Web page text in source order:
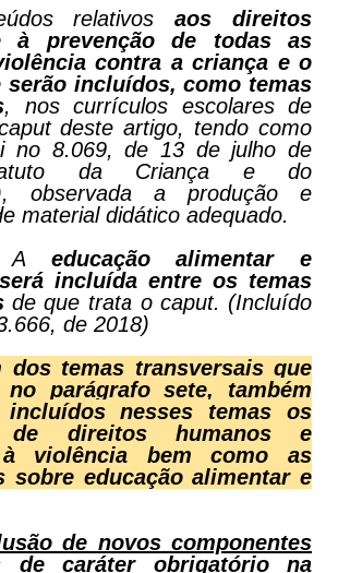
relativosaos direitos
à prevenção de todas as
contra a criança e o
serão incluídos, como temas
, nos currículos escolares de
deste artigo, tendo como
no 8.069, de 13 de julho de
da Criança e do
observada a produção e
material didático adequado.
A educação alimentar e
incluída entre os temas
de que trata o caput. (Incluído
de 2018)
dos temas transversais que
parágrafo sete, também
nesses temas os
de direitos humanos e
à violência bem como as
sobre educação alimentar e
de novos componentes
de caráter obrigatório na